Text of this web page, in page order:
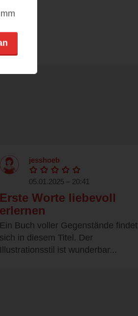
jesshoeb
05.01.2025 – 20:41
Erste Worte liebevoll
erlernen
Ein Buch voller Gegenstände findet
sich in diesem Titel. Der
Illustrationsstil ist wunderbar...